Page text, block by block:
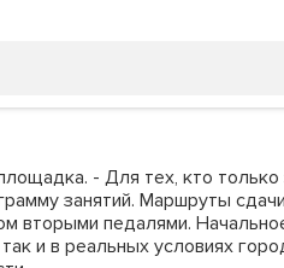
- Для тех, кто только
занятий. Маршруты
вторыми педалями.
и в реальных условиях